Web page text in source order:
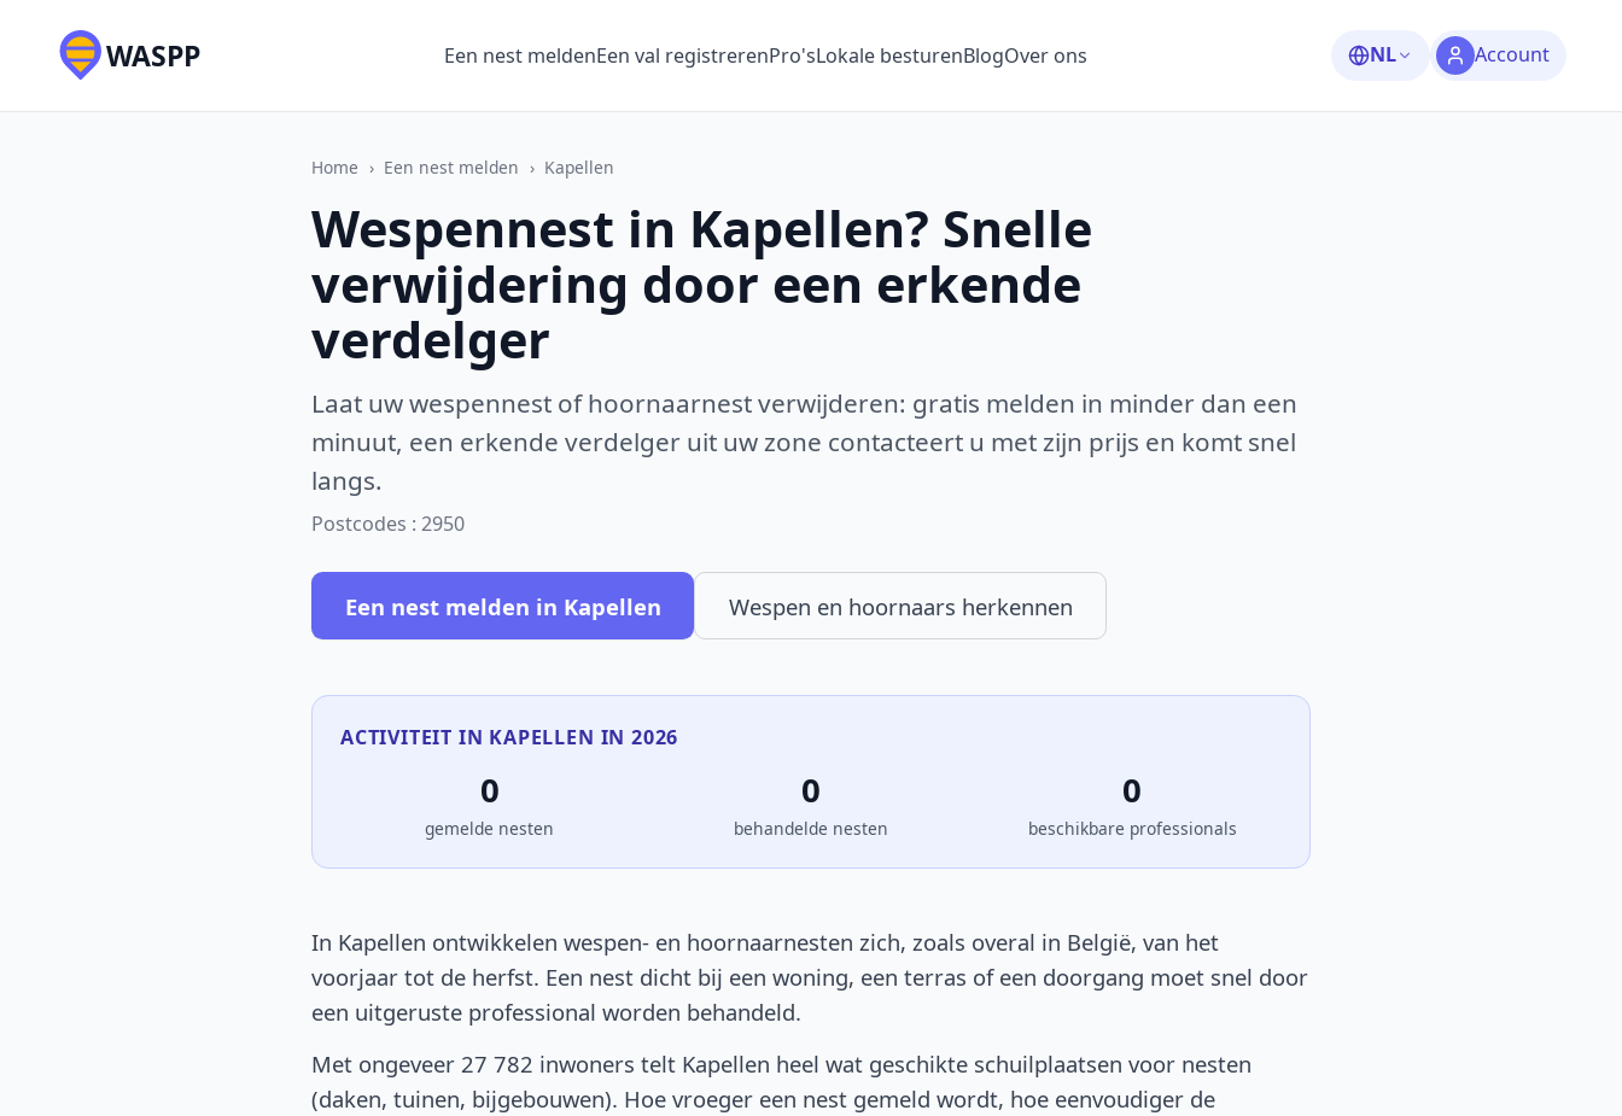
WASPP Een nest meldenEen val registrerenPro'sLokale besturenBlogOver ons NL Account
Home › Een nest melden › Kapellen
Wespennest in Kapellen? Snelle
verwijdering door een erkende
verdelger
Laat uw wespennest of hoornaarnest verwijderen: gratis melden in minder dan een
minuut, een erkende verdelger uit uw zone contacteert u met zijn prijs en komt snel
langs.
Postcodes : 2950
Een nest melden in Kapellen Wespen en hoornaars herkennen
ACTIVITEIT IN KAPELLEN IN 2026
0
gemelde nesten
0
behandelde nesten
0
beschikbare professionals
In Kapellen ontwikkelen wespen- en hoornaarnesten zich, zoals overal in België, van het
voorjaar tot de herfst. Een nest dicht bij een woning, een terras of een doorgang moet snel door
een uitgeruste professional worden behandeld.
Met ongeveer 27 782 inwoners telt Kapellen heel wat geschikte schuilplaatsen voor nesten
(daken, tuinen, bijgebouwen). Hoe vroeger een nest gemeld wordt, hoe eenvoudiger de